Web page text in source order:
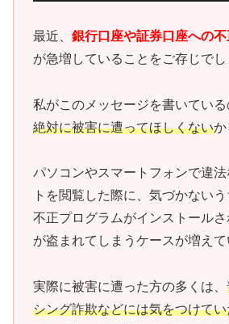
最近、 銀行口座や証券口座への
が急増していることをご存じでし
私がこのメッセージを書いている
絶対に被害に遭ってほしくないか
パソコンやスマートフォンで違
トを閲覧した際に、気づかない
不正プログラムがインストール
が盗まれてしまうケースが増えて
実際に被害に遭った方の多くは、
シング詐欺などには気をつけて